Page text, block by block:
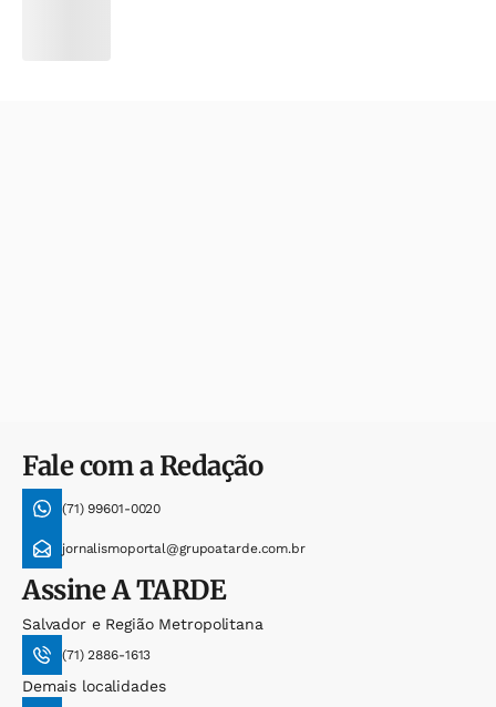
Fale com a Redação
(71) 99601-0020
jornalismoportal@grupoatarde.com.br
AssineA TARDE
Salvador e Região Metropolitana
(71) 2886-1613
Demais localidades